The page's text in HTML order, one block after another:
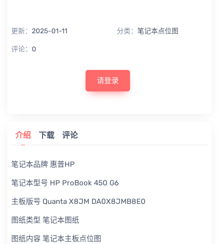
更新： 2025-01-11 分类： 笔记本点位图
评论： 0
请登录
介绍 下载 评论
笔记本品牌 惠普HP
笔记本型号 HP ProBook 450 G6
主板版号 Quanta X8JM DA0X8JMB8E0
图纸类型 笔记本图纸
图纸内容 笔记本主板点位图